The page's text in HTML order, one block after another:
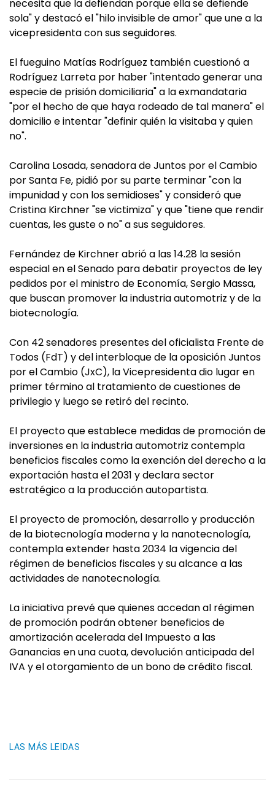
necesita que la defiendan porque ella se defiende
sola" y destacó el "hilo invisible de amor" que une a la
vicepresidenta con sus seguidores.
El fueguino Matías Rodríguez también cuestionó a
Rodríguez Larreta por haber "intentado generar una
especie de prisión domiciliaria" a la exmandataria
"por el hecho de que haya rodeado de tal manera" el
domicilio e intentar "definir quién la visitaba y quien
no".
Carolina Losada, senadora de Juntos por el Cambio
por Santa Fe, pidió por su parte terminar "con la
impunidad y con los semidioses" y consideró que
Cristina Kirchner "se victimiza" y que "tiene que rendir
cuentas, les guste o no" a sus seguidores.
Fernández de Kirchner abrió a las 14.28 la sesión
especial en el Senado para debatir proyectos de ley
pedidos por el ministro de Economía, Sergio Massa,
que buscan promover la industria automotriz y de la
biotecnología.
Con 42 senadores presentes del oficialista Frente de
Todos (FdT) y del interbloque de la oposición Juntos
por el Cambio (JxC), la Vicepresidenta dio lugar en
primer término al tratamiento de cuestiones de
privilegio y luego se retiró del recinto.
El proyecto que establece medidas de promoción de
inversiones en la industria automotriz contempla
beneficios fiscales como la exención del derecho a la
exportación hasta el 2031 y declara sector
estratégico a la producción autopartista.
El proyecto de promoción, desarrollo y producción
de la biotecnología moderna y la nanotecnología,
contempla extender hasta 2034 la vigencia del
régimen de beneficios fiscales y su alcance a las
actividades de nanotecnología.
La iniciativa prevé que quienes accedan al régimen
de promoción podrán obtener beneficios de
amortización acelerada del Impuesto a las
Ganancias en una cuota, devolución anticipada del
IVA y el otorgamiento de un bono de crédito fiscal.
LAS MÁS LEIDAS